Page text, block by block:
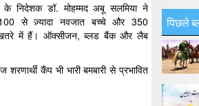
के निदेशक डॉ. मोहम्मद अबू सलमिया ने
से ज़्यादा नवजात बच्चे और 350
खतरे में हैं। ऑक्सीजन, ब्लड बैंक और लैब
कैंप भी भारी बमबारी से प्रभावित
पिछले